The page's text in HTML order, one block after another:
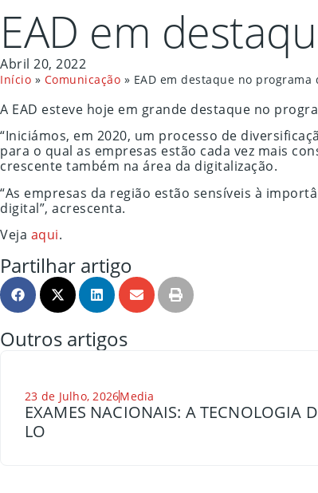
EAD em
Abril 20, 2022
Início » Comunicação » EAD em destaque no programa
A EAD esteve hoje em grande destaque no
“Iniciámos, em 2020, um processo de
para o qual as empresas estão cada vez mais
crescente também na área da digitalização.
“As empresas da região estão sensíveis à
digital”, acrescenta.
Veja aqui.
Partilhar artigo
Outros artigos
23 de Julho, 2026Media
EXAMES NACIONAIS: A TECNOLOGIA
LO